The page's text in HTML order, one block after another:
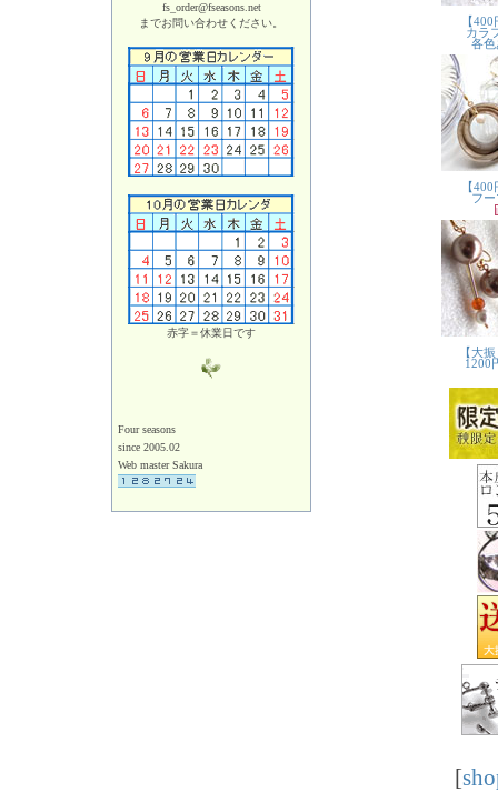
fs_order@fseasons.net
までお問い合わせください。
赤字＝休業日です
Four seasons
since 2005.02
Web master Sakura
[